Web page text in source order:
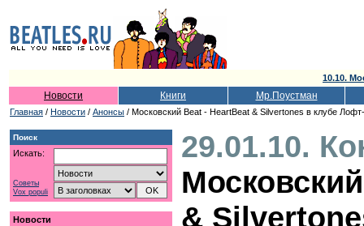
10.10.
Новости Книги Мр.Поустман
Главная / Новости / Анонсы / Московский Beat - HeartBeat & Silvertones в клубе
Поиск
Искать:
Советы
Vox populi
Новости
29.01.10.
&